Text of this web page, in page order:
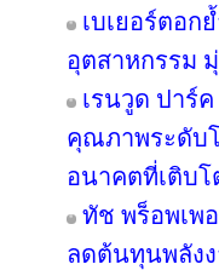
เบเยอร์ตอก
อุตสาหกรรม มุ่
เรนวูด ปาร์
คุณภาพระดับโ
อนาคตที่เติบโ
ทัช พร็อพเพอ
ลดต้นทุนพลังง